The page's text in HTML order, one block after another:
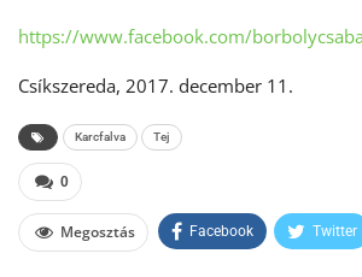
https://www.facebook.com/
Csíkszereda, 2017. december 11.
Karcfalva Tej
0
Megosztás Facebook Twitter